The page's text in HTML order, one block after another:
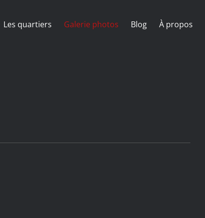
Les quartiers Galerie photos Blog À propos